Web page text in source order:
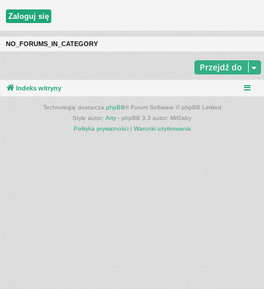
NO_FORUMS_IN_CATEGORY
Przejdź do
Indeks witryny
Technologię dostarcza phpBB® Forum Software © phpBB Limited
Style autor: Arty - phpBB 3.3 autor: MrGaby
Polityka prywatności| Warunki użytkowania